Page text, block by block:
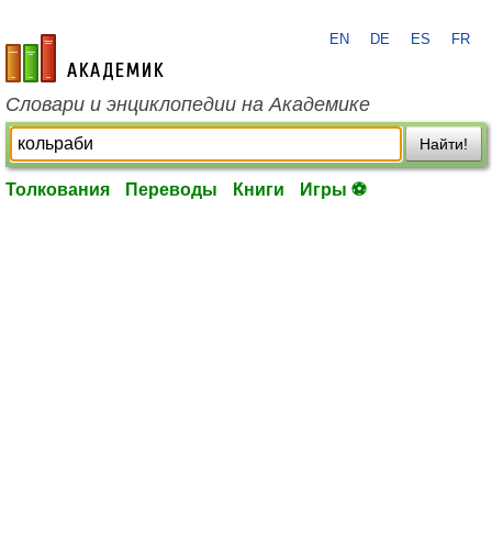
academic.ru
EN DE ES FR
Словари и энциклопедии на Академике
Найти!
Толкования Переводы Книги Игры ⚽